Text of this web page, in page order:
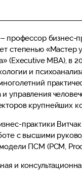
– профессор
степенью «Мастер
(Executive MBA), в
и
управления
крупнейших
практики
с высшими
ПСМ (PCM,
и